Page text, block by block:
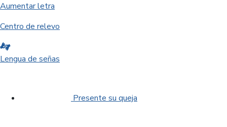
Aumentar letra
Centro de relevo
Lengua de señas
Presente su queja